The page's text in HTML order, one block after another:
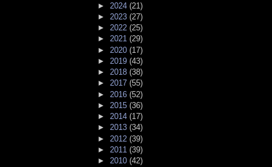
► 2024 (21)
► 2023 (27)
► 2022 (25)
► 2021 (29)
► 2020 (17)
► 2019 (43)
► 2018 (38)
► 2017 (55)
► 2016 (52)
► 2015 (36)
► 2014 (17)
► 2013 (34)
► 2012 (39)
► 2011 (39)
► 2010 (42)